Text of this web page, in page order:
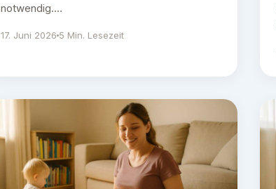
notwendig.…
17. Juni 2026 5 Min. Lesezeit